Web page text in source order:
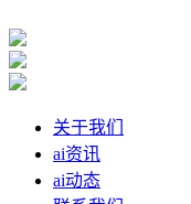
关于我们
ai资讯
ai动态